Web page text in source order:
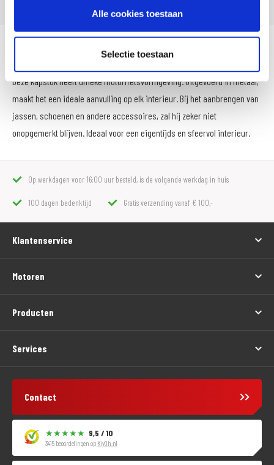
Alle cookies toestaan
Selectie toestaan
Deze kapstok heeft unieke motorfietsvormgeving. Uitgevoerd in metaal,
maakt het een ideale aanvulling op elk interieur. Bij het aanbrengen van
jassen, schoenen en andere accessoires, zal hij zeker niet
onopgemerkt blijven. Ideaal voor een eigentijds en sfeervol interieur.
Op werkdagen voor 16:00 uur besteld, is de volgende werkdag in huis
100 dagen bedenktijd Gratis verzending vanaf € 100,-
Klantenservice
Motoren
Producten
Services
Contact
9,5 / 10
3415 beoordelingen op KiyOh.nl